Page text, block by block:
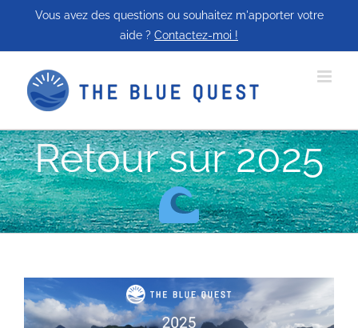
Vous avez des questions ou souhaitez m'apporter votre
aide ? Contactez-moi !
Retour sur 2025
Voir
l'image
agrandie